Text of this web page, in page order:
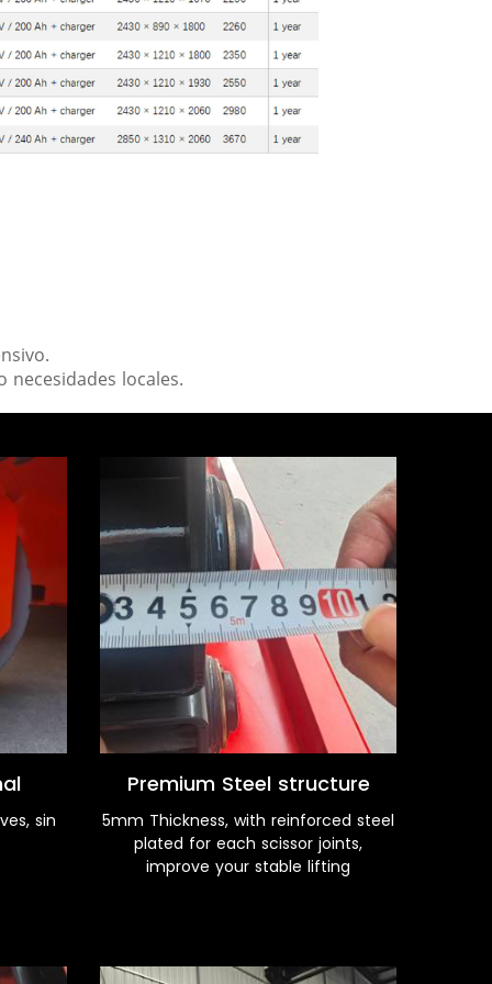
necesidades locales.
sin
Premium Steel structure
5mm Thickness, with reinforced steel
plated for each scissor joints,
improve your stable lifting